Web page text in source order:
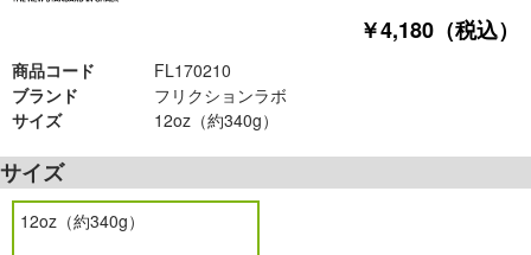
￥4,180（税込）
商品コード
FL170210
ブランド
フリクションラボ
サイズ
12oz（約340g）
サイズ
12oz（約340g）